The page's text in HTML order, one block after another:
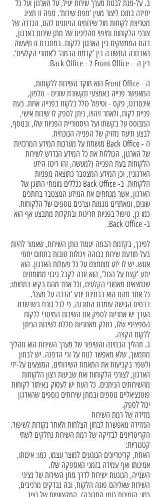
ב. על-מנת לבנות מערך שירות יעיל, על הארגון ועל כל
יחידה בתוכו ליצור מעין ’מפת שירות’. מפה זו תציג
מטריצת לקוחות מול שירותים הניתנים להם, הגדרה של
צורכי הלקוחות ומיפוי תהליכים של מתן שירות בארגון,
בהם הממשקים בין הארגון ללקוח. במסגרת זו תיעשה
האבחנה החשובה בין ’קדמת הבמה’ ל’אחורי הקלעים’.
בין ה – Front Office ל - Back Office.
ה - Front Office הוא מוקד השירות ללקוחות,
המאפשר פנייה באמצעי תקשורת שונים - טלפון,
אינטרנט, פקס - וטיפול כולל בלקוח בפנייה אחת. בעת
פניית לקוח, ולאחר זיהויו, ניתן לספק לו שירות אישי,
המבוסס על בקשתו ועל היסטוריית הפניות שלו, ובנוסף,
לבצע תיעוד מדויק של הפנייה הנוכחית.
ה - Back Office מושתת על מערכות המידע המרכזיות
של הארגון, הכוללות את כל המידע הנדרש לשירות
הלקוחות בעת הפנייה (למעשה, זהו ריכוז הידע
הארגוני), וכן המידע המצטבר כתוצאה מפניות
הלקוחות. ב- Back Office נכללים מומחי התוכן של
הארגון, אשר מנתחים את המידע המצטבר בחתכים
שונים, ומאתרים מגמות וצרכים נוספים של הלקוחות.
כמו כן, טיפול בפניות חריגות ובתקלות מתבצע אף הוא
ב- Back Office.
לפיכך, בקדמת הבמה יעמוד נותן השירות, שאמור להיות
בעל תודעת שירות גבוהה ויכולות טובות בתחום יחסי
אנוש. יש לו ידע מצומצם על כל פעולות הארגון. הוא
יודע ’קצת על הכול’, הוא זוכה לקבל גיבוי ממומחים
שנמצאים מאחורי הקלעים, וכל אחד מהם בקיא בתחומו;
כל אחד מהם הוא בבחינת יודע ’הרבה על מעט’.
בבסיס הגישה עומדת התובנה, כי לכל גורם בשרשרת
הערך יש אחריות לספק את השירות המיטבי ללקוח
הספציפי שלו, כחלק מאחריות כוללת לשירות הניתן
ללקוח הקצה.
ג. תהליך הבחינה והשיפור של מערך השירות הוא תהליך
מתמשך, שלא מאפשר לנוח על זרי הדפנה. יש לבחון
ולשפר בקביעות את התאמת השירותים, המוצעים על-ידי
הארגון, לצורכי הלקוחות ואת שביעות רצון הלקוחות
מהשירותים הניתנים. כל העת יש לעסוק באיתור לקוחות
פוטנציאליים נוספים ובמתן שירותים נוספים שהארגון
יכול לספק.
מדידה של רמת השירות
המדידה מאפשרת לבחון הצלחות ולאתר נקודות לשיפור.
הקריטריונים לבדיקה של רמת השירות נחלקים לשתי
קטגוריות:
האחת, קריטריונים הנוגעים למוצר עצמו, כמו: איכותו,
אמינותו ואף עמידה בזמני האספקה שלו.
השנייה, הנוגעת ישירות לדרך מתן השירות של נציגי
השירות שאליהם פונה הלקוח, ובה נבדקים מרכיבים,
כמו: הזמינות (זמן התגובה), המקצועיות של נציג